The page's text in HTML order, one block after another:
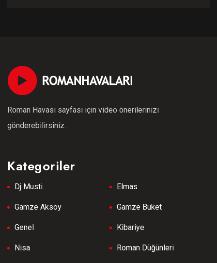
Roman Havası sayfası için video önerilerinizi
gönderebilirsiniz.
Kategoriler
Dj Musti Elmas
Gamze Aksoy Gamze Buket
Genel Kibariye
Nisa Roman Düğünleri